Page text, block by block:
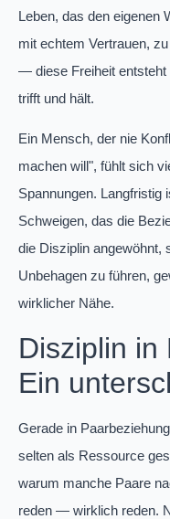
Leben, das den eigenen
mit echtem Vertrauen,
— diese Freiheit entsteht
trifft und hält.
Ein Mensch, der nie
machen will", fühlt sich
Spannungen. Langfristig
Schweigen, das die
die Disziplin angewöhnt,
Unbehagen zu führen,
wirklicher Nähe.
Disziplin in
Ein
Gerade in
selten als Ressource
warum manche Paare
reden — wirklich reden.